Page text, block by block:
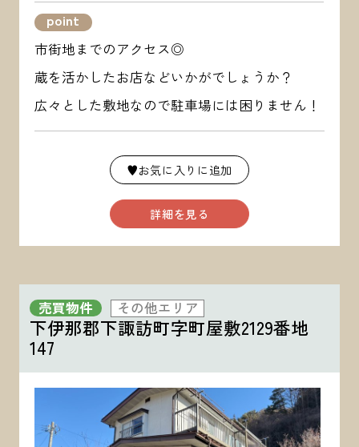
point
市街地までのアクセス◎
蔵を活かしたお店などいかがでしょうか？
広々とした敷地なので駐車場には困りません！
♥お気に入りに追加
詳細を見る
売買物件 その他エリア
下伊那郡下諏訪町字町屋敷2129番地
147